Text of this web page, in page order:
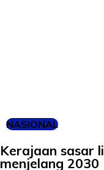
NASIONAL
Kerajaan sasar
menjelang 2030